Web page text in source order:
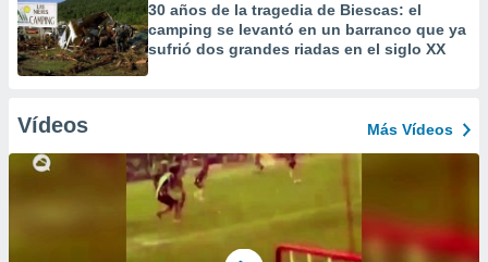
30 años de la tragedia de Biescas: el
camping se levantó en un barranco que ya
sufrió dos grandes riadas en el siglo XX
Vídeos Más Vídeos